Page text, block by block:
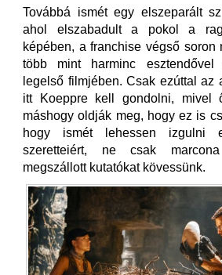
Továbbá ismét egy elszeparált
ahol elszabadult a pokol a
képében, a franchise végső soron
több mint harminc esztendővel
legelső filmjében. Csak ezúttal az
itt Koeppre kell gondolni, mivel
máshogy oldják meg, hogy ez is
hogy ismét lehessen izgulni
szeretteiért, ne csak
megszállott kutatókat kövessünk.